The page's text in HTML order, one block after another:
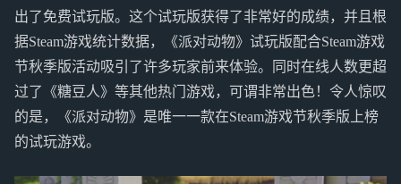
出了免费试玩版。这个试玩版获得了非常好的成绩，并且根
据Steam游戏统计数据，《派对动物》试玩版配合Steam游戏
节秋季版活动吸引了许多玩家前来体验。同时在线人数更超
过了《糖豆人》等其他热门游戏，可谓非常出色！令人惊叹
的是，《派对动物》是唯一一款在Steam游戏节秋季版上榜
的试玩游戏。